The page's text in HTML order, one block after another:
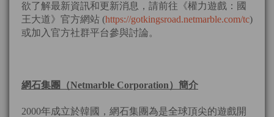
欲了解最新資訊和更新消息，請前往《權力遊戲：國
王大道》官方網站 (https://gotkingsroad.netmarble.com/tc)
或加入官方社群平台參與討論。
網石集團（Netmarble Corporation）簡介
2000年成立於韓國，網石集團為是全球頂尖的遊戲開